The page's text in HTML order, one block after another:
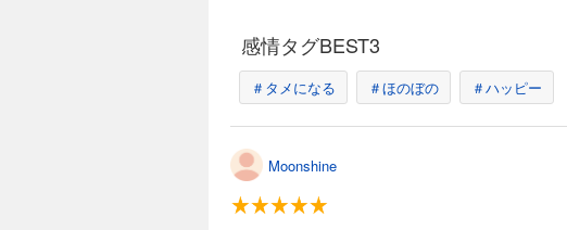
感情タグBEST3
＃タメになる ＃ほのぼの ＃ハッピー
Moonshine